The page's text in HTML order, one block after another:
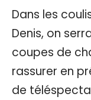
Dans les
Denis, on
coupes de
rassurer en
de